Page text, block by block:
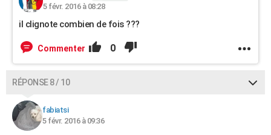
5 févr. 2016 à 08:28
il clignote combien de fois ???
Commenter 0
RÉPONSE 8 / 10
fabiatsi
5 févr. 2016 à 09:36